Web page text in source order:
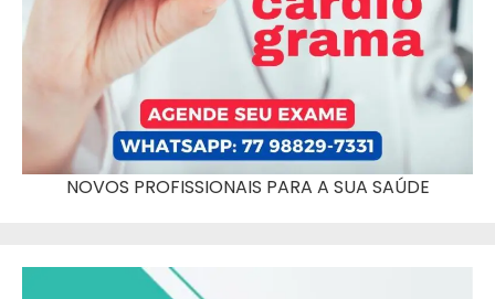
NOVOS PROFISSIONAIS PARA A SUA SAÚDE